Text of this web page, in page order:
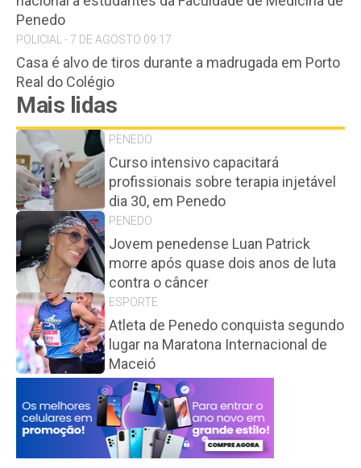
Penedo
POLICIAL - 7 DE AGOSTO 09:17
Casa é alvo de tiros durante a madrugada em Porto
Real do Colégio
Mais lidas
PENEDO
Curso intensivo capacitará
profissionais sobre terapia injetável
dia 30, em Penedo
PENEDO
Jovem penedense Luan Patrick
morre após quase dois anos de luta
contra o câncer
ESPORTE
Atleta de Penedo conquista segundo
lugar na Maratona Internacional de
Maceió